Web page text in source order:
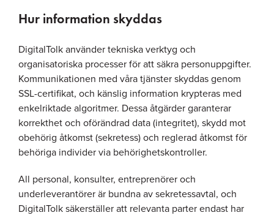
Hur information skyddas
DigitalTolk använder tekniska verktyg och
organisatoriska processer för att säkra personuppgifter.
Kommunikationen med våra tjänster skyddas genom
SSL-certifikat, och känslig information krypteras med
enkelriktade algoritmer. Dessa åtgärder garanterar
korrekthet och oförändrad data (integritet), skydd mot
obehörig åtkomst (sekretess) och reglerad åtkomst för
behöriga individer via behörighetskontroller.
All personal, konsulter, entreprenörer och
underleverantörer är bundna av sekretessavtal, och
DigitalTolk säkerställer att relevanta parter endast har